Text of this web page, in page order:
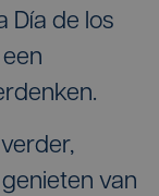
Día de los
van